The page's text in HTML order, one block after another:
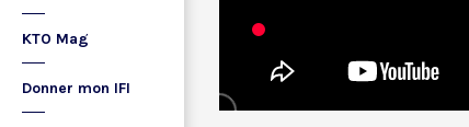
KTO Mag
Donner mon IFI